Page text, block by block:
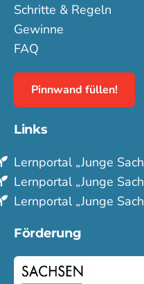
Schritte & Regeln
Gewinne
FAQ
Pinnwand füllen!
Links
Lern­portal „Junge
Lern­portal „Junge
Lern­portal „Junge
Förderung